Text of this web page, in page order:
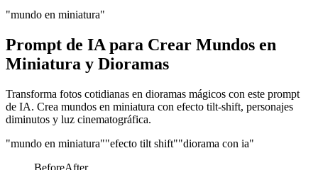
"mundo en miniatura"
Prompt de IA para Crear Mundos en
Miniatura y Dioramas
Transforma fotos cotidianas en dioramas mágicos con este prompt
de IA. Crea mundos en miniatura con efecto tilt-shift, personajes
diminutos y luz cinematográfica.
"mundo en miniatura""efecto tilt shift""diorama con ia"
BeforeAfter